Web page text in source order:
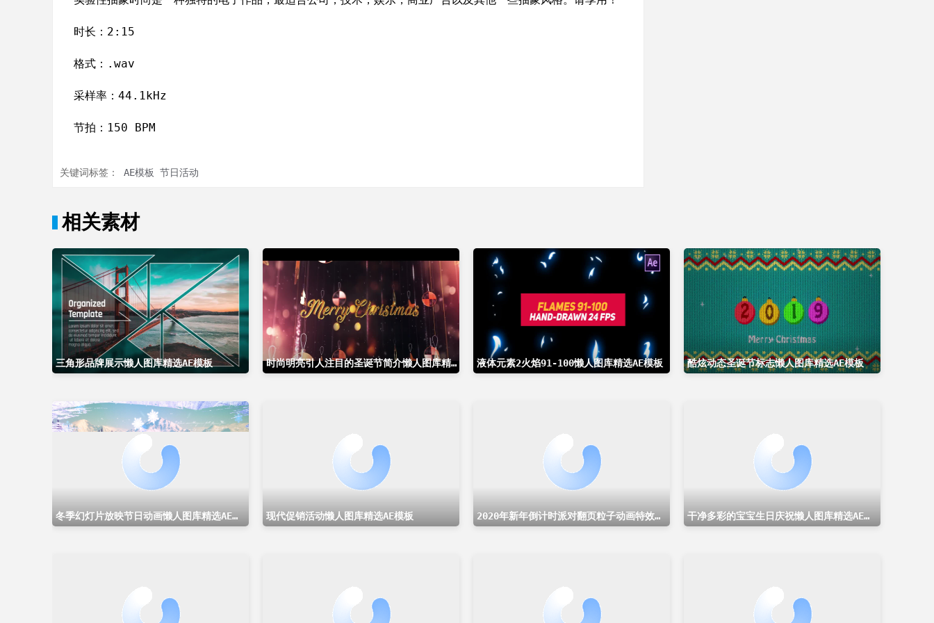
时长：2:15
格式：.wav
采样率：44.1kHz
节拍：150 BPM
关键词标签： AE模板 节日活动
相关素材
三角形品牌展示懒人图库精选AE模板 时尚明亮引人注目的圣诞节简介懒人图库精选AE模板 液体元素2火焰91-100懒人图库精选AE模板 酷炫动态圣诞节标志懒人图库精选AE模板
冬季幻灯片放映节日动画懒人图库精选AE模板 现代促销活动懒人图库精选AE模板 2020年新年倒计时派对翻页粒子动画特效懒人图库精选AE模板 New Year Eve Party Countdown 2020 干净多彩的宝宝生日庆祝懒人图库精选AE模板